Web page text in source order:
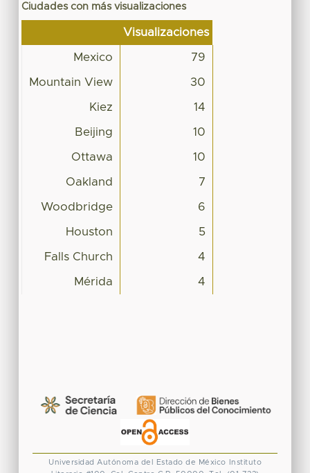
Ciudades con más visualizaciones
Visualizaciones
Mexico 79
Mountain View 30
Kiez 14
Beijing 10
Ottawa 10
Oakland 7
Woodbridge 6
Houston 5
Falls Church 4
Mérida 4
Universidad Autónoma del Estado de México
Instituto